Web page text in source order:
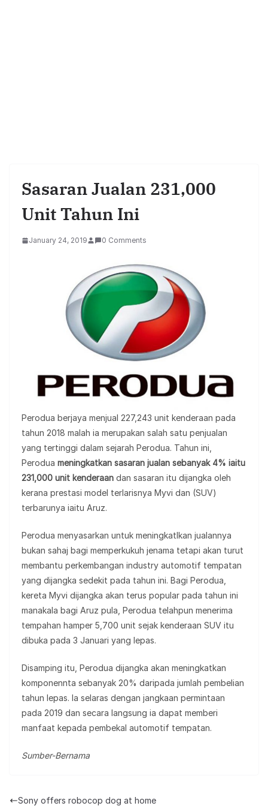
Sasaran Jualan 231,000
Unit Tahun Ini
January 24, 2019 0 Comments
Perodua berjaya menjual 227,243 unit kenderaan pada
tahun 2018 malah ia merupakan salah satu penjualan
yang tertinggi dalam sejarah Perodua. Tahun ini,
Perodua meningkatkan sasaran jualan sebanyak 4% iaitu
231,000 unit kenderaan dan sasaran itu dijangka oleh
kerana prestasi model terlarisnya Myvi dan (SUV)
terbarunya iaitu Aruz.
Perodua menyasarkan untuk meningkatlkan jualannya
bukan sahaj bagi memperkukuh jenama tetapi akan turut
membantu perkembangan industry automotif tempatan
yang dijangka sedekit pada tahun ini. Bagi Perodua,
kereta Myvi dijangka akan terus popular pada tahun ini
manakala bagi Aruz pula, Perodua telahpun menerima
tempahan hamper 5,700 unit sejak kenderaan SUV itu
dibuka pada 3 Januari yang lepas.
Disamping itu, Perodua dijangka akan meningkatkan
komponennta sebanyak 20% daripada jumlah pembelian
tahun lepas. Ia selaras dengan jangkaan permintaan
pada 2019 dan secara langsung ia dapat memberi
manfaat kepada pembekal automotif tempatan.
Sumber-Bernama
Sony offers robocop dog at home